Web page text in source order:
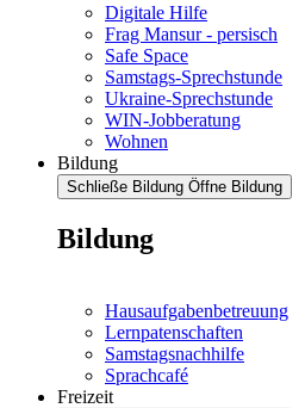
Digitale Hilfe
Frag Mansur - persisch
Safe Space
Samstags-Sprechstunde
Ukraine-Sprechstunde
WIN-Jobberatung
Wohnen
Bildung
Schließe Bildung Öffne Bildung
Bildung
Hausaufgabenbetreuung
Lernpatenschaften
Samstagsnachhilfe
Sprachcafé
Freizeit